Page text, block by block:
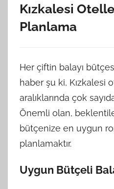
Kızkalesi
Planlama
Her çiftin balayı
haber şu ki, Kızkalesi
aralıklarında çok
Önemli olan,
bütçenize en uygun
planlamaktır.
Uygun Bütçeli